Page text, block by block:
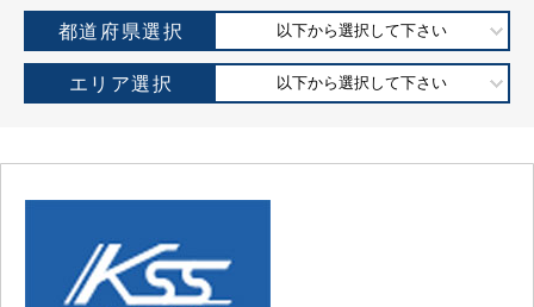
都道府県選択 以下から選択して下さい
エリア選択 以下から選択して下さい